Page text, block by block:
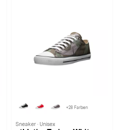
+28 Farben
Sneaker · Unisex